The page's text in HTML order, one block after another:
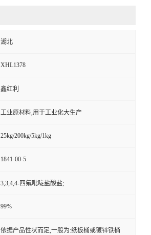
湖北
XHL1378
鑫红利
工业原材料,用于工业化大生产
25kg/200kg/5kg/1kg
1841-00-5
3,3,4,4-四氟吡啶盐酸盐;
99%
依据产品性状而定,一般为:纸板桶或镀锌铁桶